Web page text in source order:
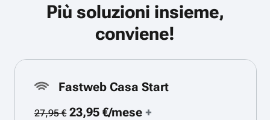
Più soluzioni insieme,
conviene!
Fastweb Casa Start
27,95 €23,95 €/mese+